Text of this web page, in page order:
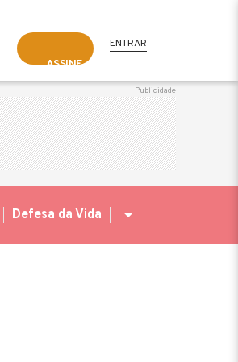
ASSINE
ENTRAR
Defesa da Vida